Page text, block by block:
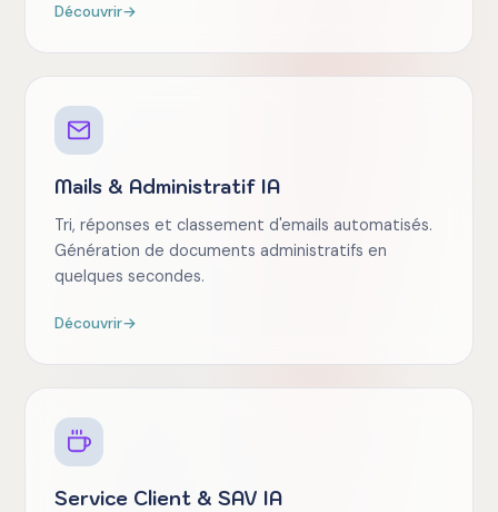
Découvrir→
Mails & Administratif IA
Tri, réponses et classement d'emails automatisés.
Génération de documents administratifs en
quelques secondes.
Découvrir→
Service Client & SAV IA